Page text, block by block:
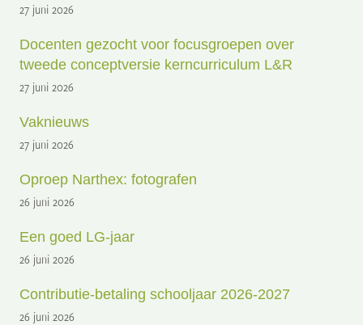
27 juni 2026
Docenten gezocht voor focusgroepen over
tweede conceptversie kerncurriculum L&R
27 juni 2026
Vaknieuws
27 juni 2026
Oproep Narthex: fotografen
26 juni 2026
Een goed LG-jaar
26 juni 2026
Contributie-betaling schooljaar 2026-2027
26 juni 2026